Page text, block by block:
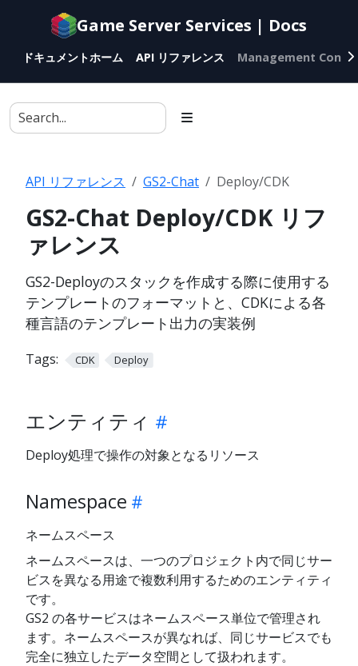
Documentation
agents
Game Server Services | Docs
ドキュメントホーム API リファレンス Management
API リファレンス GS2-Chat Deploy/CDK
GS2-Chat Deploy/CDK リフ
ァレンス
GS2-Deployのスタックを作成する際に使用する
テンプレートのフォーマットと、CDKによる各
種言語のテンプレート出力の実装例
Tags: CDK Deploy
エンティティ
Deploy処理で操作の対象となるリソース
Namespace
ネームスペース
ネームスペースは、一つのプロジェクト内で同じサー
ビスを異なる用途で複数利用するためのエンティティ
です。
GS2 の各サービスはネームスペース単位で管理され
ます。ネームスペースが異なれば、同じサービスでも
完全に独立したデータ空間として扱われます。